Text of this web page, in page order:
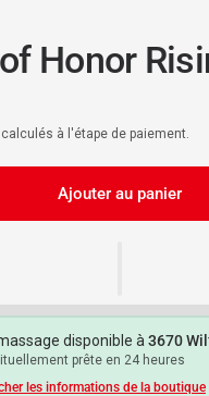
Honor
calculés à l'étape de paiement.
Ajouter au panier
disponible à3670
prête en 24 heures
les informations de la boutique